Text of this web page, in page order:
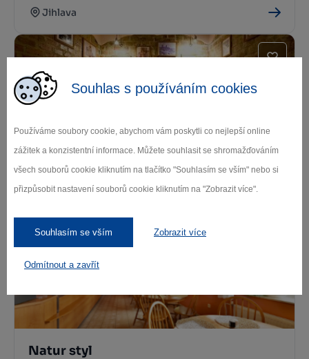
Souhlas s používáním cookies
Používáme soubory cookie, abychom vám poskytli co nejlepší online
zážitek a konzistentní informace. Můžete souhlasit se shromažďováním
všech souborů cookie kliknutím na tlačítko "Souhlasím se vším" nebo si
přizpůsobit nastavení souborů cookie kliknutím na "Zobrazit více".
Souhlasím se vším Zobrazit více
Odmítnout a zavřít
Jihlava
Buena Vista
Jihlava
Natur styl